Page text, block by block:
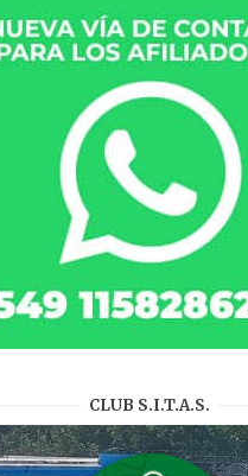
CLUB S.I.T.A.S.